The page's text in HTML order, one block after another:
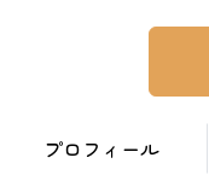
プロフィール